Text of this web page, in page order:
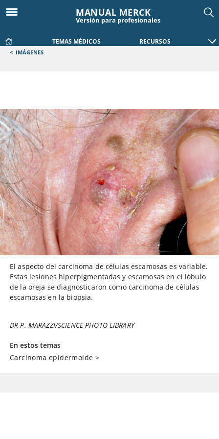
MANUAL MERCK
Versión para profesionales
TEMAS MÉDICOS RECURSOS
< IMÁGENES
El aspecto del carcinoma de células escamosas es variable.
Estas lesiones hiperpigmentadas y escamosas en el lóbulo
de la oreja se diagnosticaron como carcinoma de células
escamosas en la biopsia.
DR P. MARAZZI/SCIENCE PHOTO LIBRARY
En estos temas
Carcinoma epidermoide >